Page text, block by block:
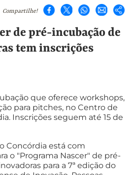
Compartilhe!
de pré-incubação de
tem inscrições
que oferece workshops,
para pitches, no Centro de
Inscrições seguem até 15 de
Concórdia está com
o "Programa Nascer" de pré-
para a 7ª edição do